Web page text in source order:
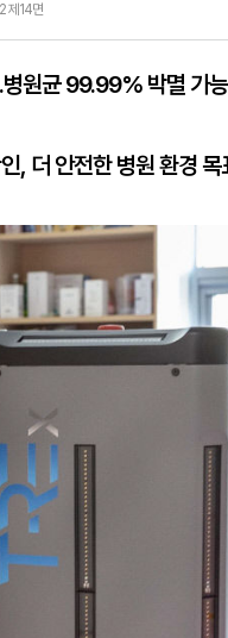
제14면
원균 99.99% 박멸 가능
, 더 안전한 병원 환경 목